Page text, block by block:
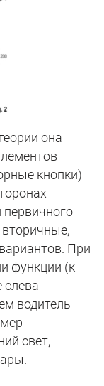
она
кнопки)
первичного
При
функции (к
слева
водитель
свет,